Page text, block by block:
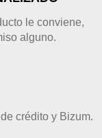
le conviene,
alguno.
crédito y Bizum.